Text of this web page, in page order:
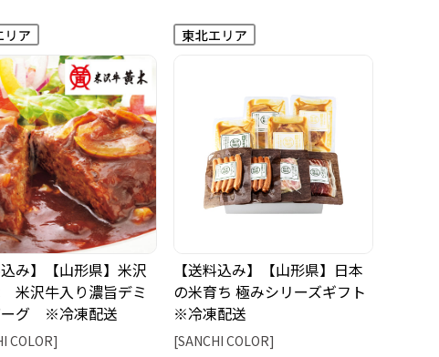
込み】【山形県】米沢
米沢牛入り濃旨デミ
ーグ ※冷凍配送
COLOR]
【送料込み】【山形県】日本
の米育ち 極みシリーズギフト
※冷凍配送
[SANCHI COLOR]